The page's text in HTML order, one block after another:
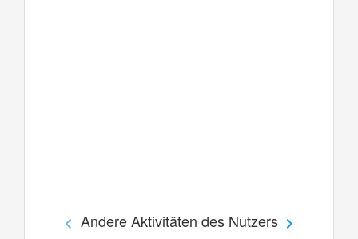
Andere Aktivitäten des Nutzers